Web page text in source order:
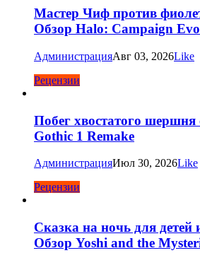
Мастер Чиф против
Обзор Halo: Campaign
АдминистрацияАвг 03, 2026Like
Рецензии
Побег хвостатого шершня
Gothic 1 Remake
АдминистрацияИюл 30, 2026Like
Рецензии
Сказка на ночь для детей
Обзор Yoshi and the